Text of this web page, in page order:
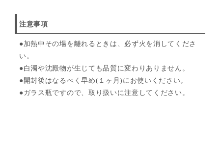
注意事項
●加熱中その場を離れるときは、必ず火を消してくださ
い。
●白濁や沈殿物が生じても品質に変わりありません。
●開封後はなるべく早め(１ヶ月)にお使いください。
●ガラス瓶ですので、取り扱いに注意してください。